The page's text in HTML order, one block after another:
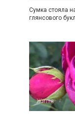
Сумка стояла на
глянсового
Життя